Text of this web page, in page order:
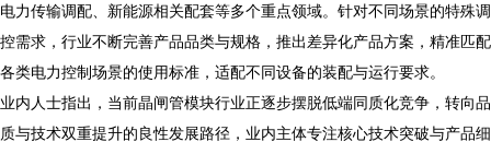
电力传输调配、新能源相关配套等多个重点领域。针对不同场景的特殊调
控需求，行业不断完善产品品类与规格，推出差异化产品方案，精准匹配
各类电力控制场景的使用标准，适配不同设备的装配与运行要求。
业内人士指出，当前晶闸管模块行业正逐步摆脱低端同质化竞争，转向品
质与技术双重提升的良性发展路径，业内主体专注核心技术突破与产品细